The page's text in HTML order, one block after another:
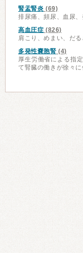
腎盂腎炎 (69)
排尿痛、頻尿、血尿
高血圧症 (826)
肩こり、めまい、だ
多発性嚢胞腎 (4)
厚生労働省による指
て腎臓の働きが徐々に